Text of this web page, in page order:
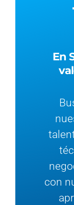
En
con